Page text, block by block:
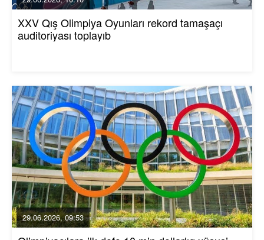
XXV Qış Olimpiya Oyunları rekord tamaşaçı
auditoriyası toplayıb
29.06.2026, 09:53